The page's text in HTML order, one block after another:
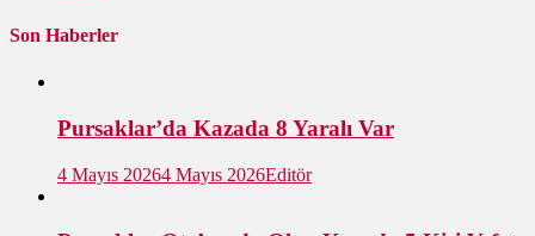
Son Haberler
Pursaklar’da Kazada 8 Yaralı Var
4 Mayıs 20264 Mayıs 2026Editör